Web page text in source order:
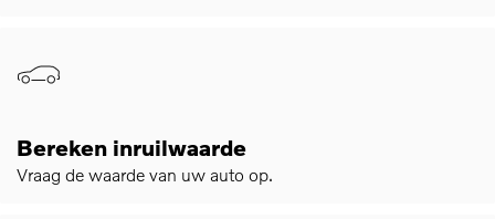
Bereken inruilwaarde
Vraag de waarde van uw auto op.